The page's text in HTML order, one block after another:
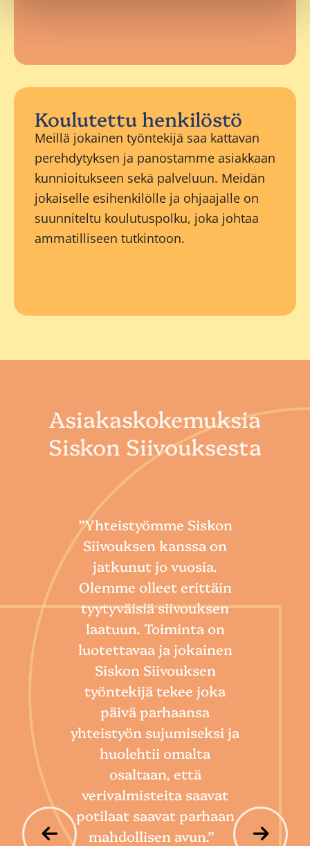
Koulutettu henkilöstö
Meillä jokainen työntekijä saa kattavan
perehdytyksen ja panostamme asiakkaan
kunnioitukseen sekä palveluun. Meidän
jokaiselle esihenkilölle ja ohjaajalle on
suunniteltu koulutuspolku, joka johtaa
ammatilliseen tutkintoon.
Asiakaskokemuksia
Siskon Siivouksesta
”Yhteistyömme Siskon
Siivouksen kanssa on
jatkunut jo vuosia.
Olemme olleet erittäin
tyytyväisiä siivouksen
laatuun. Toiminta on
luotettavaa ja jokainen
Siskon Siivouksen
työntekijä tekee joka
päivä parhaansa
yhteistyön sujumiseksi ja
huolehtii omalta
osaltaan, että
verivalmisteita saavat
potilaat saavat parhaan
mahdollisen avun.”